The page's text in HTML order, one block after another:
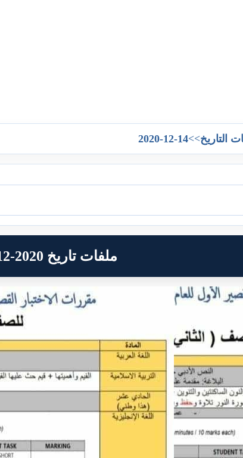
التاريخ>>
2020-12-14
ملفات تاريخ 2020-12-14